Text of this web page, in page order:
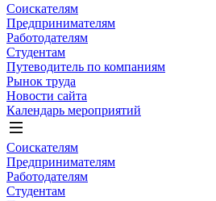
Соискателям
Предпринимателям
Работодателям
Студентам
Путеводитель по компаниям
Рынок труда
Новости сайта
Календарь мероприятий
Соискателям
Предпринимателям
Работодателям
Студентам